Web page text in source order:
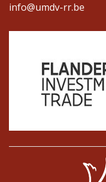
info@umdv-rr.be